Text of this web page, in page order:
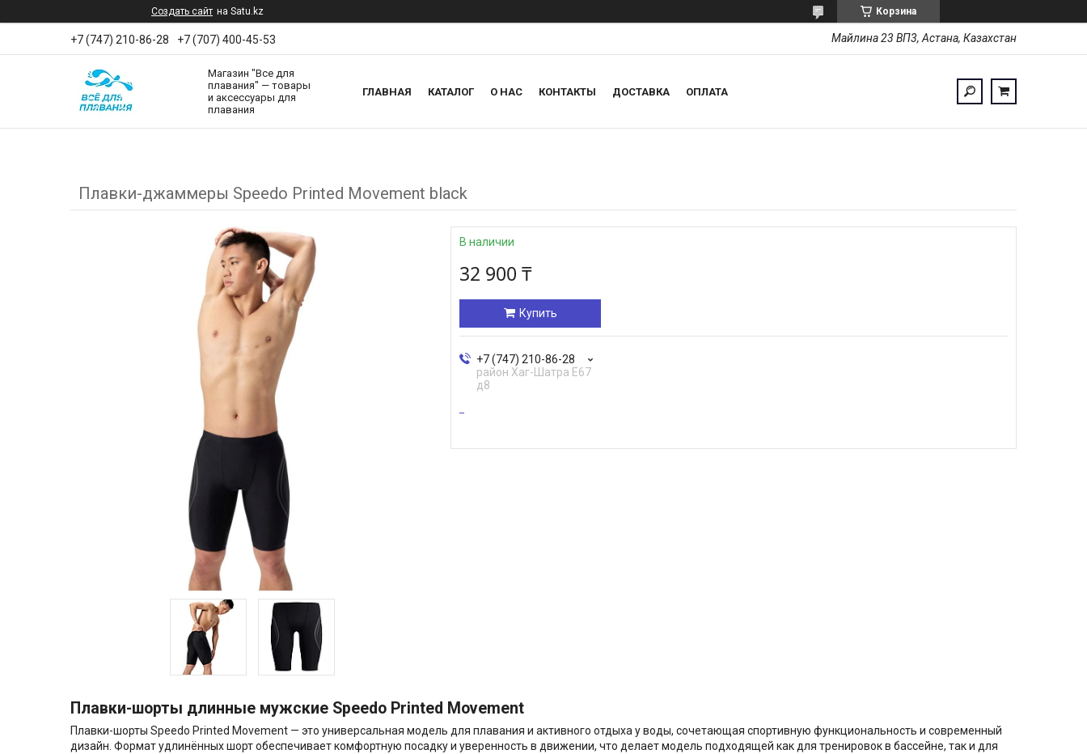
Создать сайт на Satu.kz Корзина
+7 (747) 210-86-28 +7 (707) 400-45-53 Майлина 23 ВП3, Астана, Казахстан
Магазин "Все для
плавания" — товары
и аксессуары для
плавания
ГЛАВНАЯ КАТАЛОГ О НАС КОНТАКТЫ ДОСТАВКА ОПЛАТА
Плавки-джаммеры Speedo Printed Movement black
В наличии
32 900 ₸
Купить
+7 (747) 210-86-28
район Хаг-Шатра Е67
д8
Плавки-шорты длинные мужские Speedo Printed Movement
Плавки-шорты Speedo Printed Movement — это универсальная модель для плавания и активного отдыха у воды, сочетающая спортивную функциональность и современный
дизайн. Формат удлинённых шорт обеспечивает комфортную посадку и уверенность в движении, что делает модель подходящей как для тренировок в бассейне, так и для